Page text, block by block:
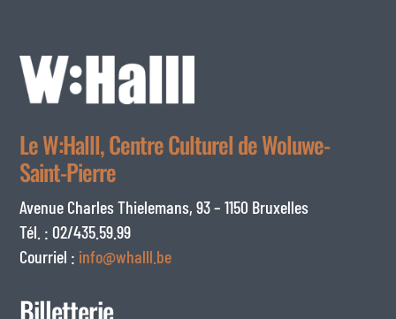
Le W:Halll, Centre Culturel de Woluwe-
Saint-Pierre
Avenue Charles Thielemans, 93 – 1150 Bruxelles
Tél. : 02/435.59.99
Courriel : info@whalll.be
Billetterie